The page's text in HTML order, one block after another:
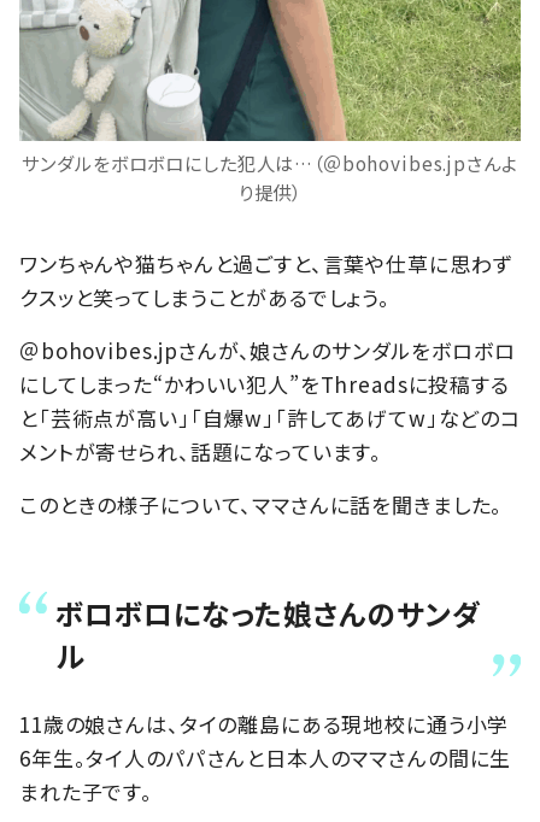
サンダルをボロボロにした犯人は…（＠bohovibes.jpさんよ
り提供）
ワンちゃんや猫ちゃんと過ごすと、言葉や仕草に思わず
クスッと笑ってしまうことがあるでしょう。
＠bohovibes.jpさんが、娘さんのサンダルをボロボロ
にしてしまった“かわいい犯人”をThreadsに投稿する
と「芸術点が高い」「自爆w」「許してあげてw」などのコ
メントが寄せられ、話題になっています。
このときの様子について、ママさんに話を聞きました。
ボロボロになった娘さんのサンダ
ル
11歳の娘さんは、タイの離島にある現地校に通う小学
6年生。タイ人のパパさんと日本人のママさんの間に生
まれた子です。